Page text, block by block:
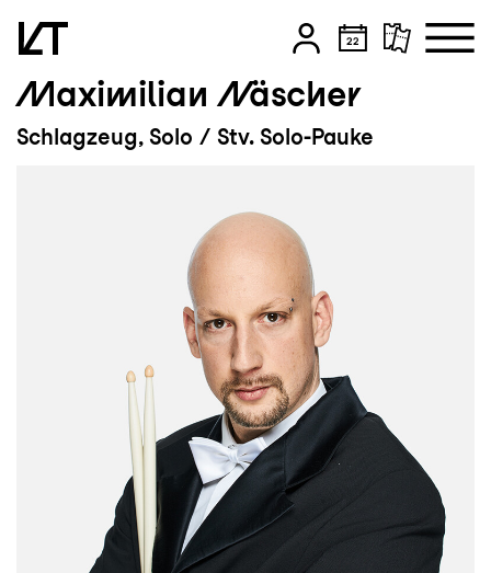
Zum Hauptinhalt springen
Zum Footer springen
Maximilian Näscher
Schlagzeug, Solo / Stv. Solo-Pauke